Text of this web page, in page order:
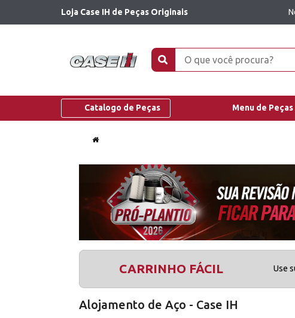
Loja Case IH de Peças Originais
Catalogo de Peças Menu de Peças
CARRINHO FÁCIL Use
Alojamento de Aço - Case IH